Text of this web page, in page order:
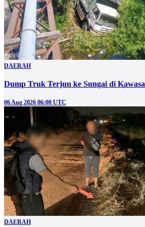
DAERAH
Dump Truk Terjun ke Sungai di
06 Aug 2026 06:00 UTC
DAERAH